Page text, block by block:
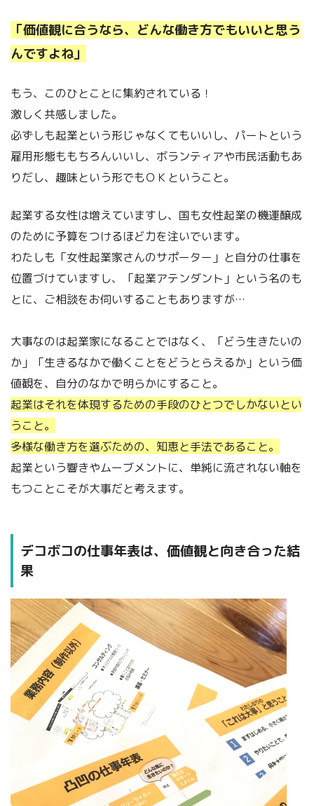
「価値観に合うなら、どんな働き方でもいいと思う
んですよね」
もう、このひとことに集約されている！
激しく共感しました。
必ずしも起業という形じゃなくてもいいし、パートという
雇用形態ももちろんいいし、ボランティアや市民活動もあ
りだし、趣味という形でもＯＫということ。
起業する女性は増えていますし、国も女性起業の機運醸成
のために予算をつけるほど力を注いでいます。
わたしも「女性起業家さんのサポーター」と自分の仕事を
位置づけていますし、「起業アテンダント」という名のも
とに、ご相談をお伺いすることもありますが…
大事なのは起業家になることではなく、「どう生きたいの
か」「生きるなかで働くことをどうとらえるか」という価
値観を、自分のなかで明らかにすること。
起業はそれを体現するための手段のひとつでしかないとい
うこと。
多様な働き方を選ぶための、知恵と手法であること。
起業という響きやムーブメントに、単純に流されない軸を
もつことこそが大事だと考えます。
デコボコの仕事年表は、価値観と向き合った結
果